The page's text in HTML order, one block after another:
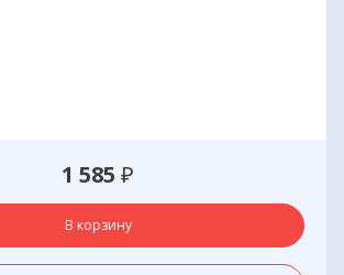
1 585 ₽
В корзину